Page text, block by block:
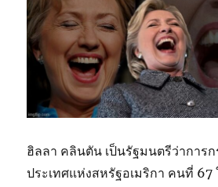
ฮิลลา คลินตัน เป็นรัฐมนตรีว่าการก
ประเทศแห่งสหรัฐอเมริกา คนที่ 67